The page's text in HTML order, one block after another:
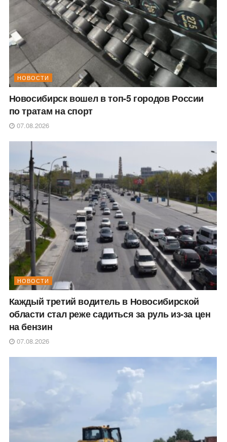
НОВОСТИ
Новосибирск вошел в топ-5 городов России
по тратам на спорт
07.08.2026
НОВОСТИ
Каждый третий водитель в Новосибирской
области стал реже садиться за руль из-за цен
на бензин
07.08.2026